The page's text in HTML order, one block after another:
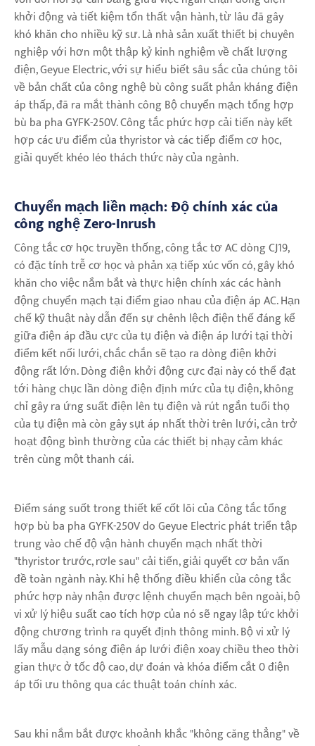
khởi động và tiết kiệm tổn thất vận hành, từ lâu đã gây
khó khăn cho nhiều kỹ sư. Là nhà sản xuất thiết bị chuyên
nghiệp với hơn một thập kỷ kinh nghiệm về chất lượng
điện, Geyue Electric, với sự hiểu biết sâu sắc của chúng tôi
về bản chất của công nghệ bù công suất phản kháng điện
áp thấp, đã ra mắt thành công Bộ chuyển mạch tổng hợp
bù ba pha GYFK-250V. Công tắc phức hợp cải tiến này kết
hợp các ưu điểm của thyristor và các tiếp điểm cơ học,
giải quyết khéo léo thách thức này của ngành.
Chuyển mạch liền mạch: Độ chính xác của
công nghệ Zero-Inrush
Công tắc cơ học truyền thống, công tắc tơ AC dòng CJ19,
có đặc tính trễ cơ học và phản xạ tiếp xúc vốn có, gây khó
khăn cho việc nắm bắt và thực hiện chính xác các hành
động chuyển mạch tại điểm giao nhau của điện áp AC. Hạn
chế kỹ thuật này dẫn đến sự chênh lệch điện thế đáng kể
giữa điện áp đầu cực của tụ điện và điện áp lưới tại thời
điểm kết nối lưới, chắc chắn sẽ tạo ra dòng điện khởi
động rất lớn. Dòng điện khởi động cực đại này có thể đạt
tới hàng chục lần dòng điện định mức của tụ điện, không
chỉ gây ra ứng suất điện lên tụ điện và rút ngắn tuổi thọ
của tụ điện mà còn gây sụt áp nhất thời trên lưới, cản trở
hoạt động bình thường của các thiết bị nhạy cảm khác
trên cùng một thanh cái.
Điểm sáng suốt trong thiết kế cốt lõi của Công tắc tổng
hợp bù ba pha GYFK-250V do Geyue Electric phát triển tập
trung vào chế độ vận hành chuyển mạch nhất thời
"thyristor trước, rơle sau" cải tiến, giải quyết cơ bản vấn
đề toàn ngành này. Khi hệ thống điều khiển của công tắc
phức hợp này nhận được lệnh chuyển mạch bên ngoài, bộ
vi xử lý hiệu suất cao tích hợp của nó sẽ ngay lập tức khởi
động chương trình ra quyết định thông minh. Bộ vi xử lý
lấy mẫu dạng sóng điện áp lưới điện xoay chiều theo thời
gian thực ở tốc độ cao, dự đoán và khóa điểm cắt 0 điện
áp tối ưu thông qua các thuật toán chính xác.
Sau khi nắm bắt được khoảnh khắc "không căng thẳng" về